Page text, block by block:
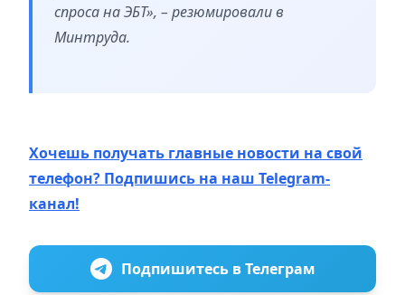
спроса на ЭБТ», – резюмировали в
Минтруда.
Хочешь получать главные новости на свой
телефон? Подпишись на наш Telegram-
канал!
Подпишитесь в Телеграм